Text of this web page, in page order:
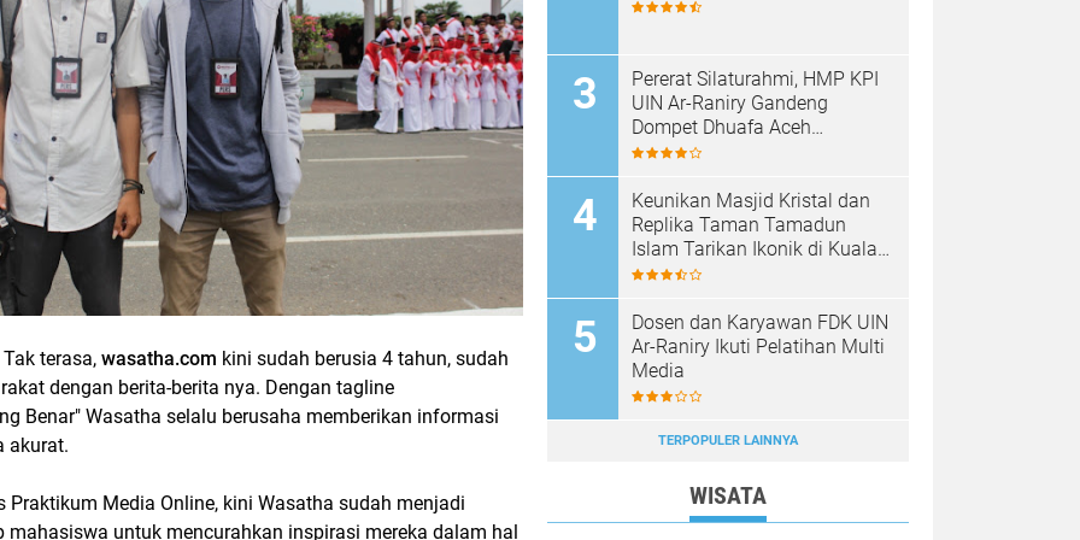
Tak terasa, wasatha.com kini sudah berusia 4 tahun, sudah
dengan berita-berita nya. Dengan tagline
Benar" Wasatha selalu berusaha memberikan informasi
akurat.
Praktikum Media Online, kini Wasatha sudah menjadi
mahasiswa untuk mencurahkan inspirasi mereka dalam hal
Pererat Silaturahmi, HMP KPI
UIN Ar-Raniry Gandeng
Dompet Dhuafa Aceh
Sukseskan Communication
Keunikan Masjid Kristal dan
Replika Taman Tamadun
Islam Tarikan Ikonik di Kuala
Terengganu, Malaysia
Dosen dan Karyawan FDK UIN
Ar-Raniry Ikuti Pelatihan Multi
Media
TERPOPULER LAINNYA
WISATA